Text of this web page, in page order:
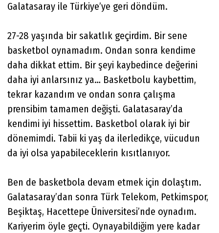
Galatasaray ile Türkiye’ye geri döndüm.
27-28 yaşında bir sakatlık geçirdim. Bir sene
basketbol oynamadım. Ondan sonra kendime
daha dikkat ettim. Bir şeyi kaybedince değerini
daha iyi anlarsınız ya… Basketbolu kaybettim,
tekrar kazandım ve ondan sonra çalışma
prensibim tamamen değişti. Galatasaray’da
kendimi iyi hissettim. Basketbol olarak iyi bir
dönemimdi. Tabii ki yaş da ilerledikçe, vücudun
da iyi olsa yapabileceklerin kısıtlanıyor.
Ben de basketbola devam etmek için dolaştım.
Galatasaray’dan sonra Türk Telekom, Petkimspor,
Beşiktaş, Hacettepe Üniversitesi’nde oynadım.
Kariyerim öyle geçti. Oynayabildiğim yere kadar